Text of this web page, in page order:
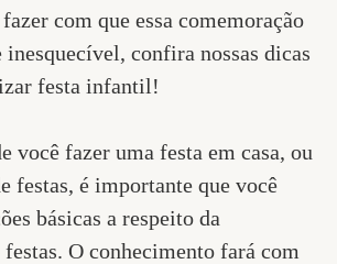
com que essa comemoração
confira nossas dicas
festa infantil!
você fazer uma festa em casa, ou
festas, é importante que você
básicas a respeito da
O conhecimento fará com